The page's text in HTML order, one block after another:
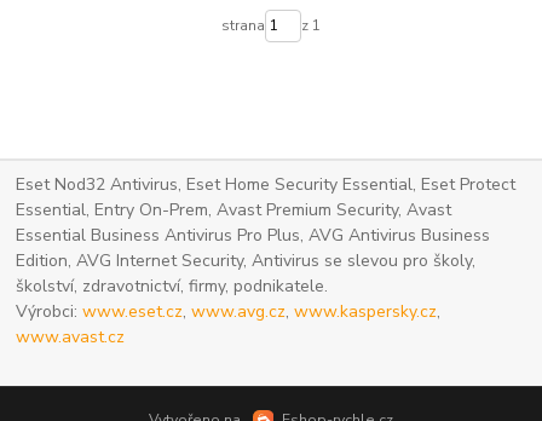
strana z 1
Eset Nod32 Antivirus, Eset Home Security Essential, Eset Protect
Essential, Entry On-Prem, Avast Premium Security, Avast
Essential Business Antivirus Pro Plus, AVG Antivirus Business
Edition, AVG Internet Security, Antivirus se slevou pro školy,
školství, zdravotnictví, firmy, podnikatele.
Výrobci:www.eset.cz,www.avg.cz,www.kaspersky.cz,
www.avast.cz